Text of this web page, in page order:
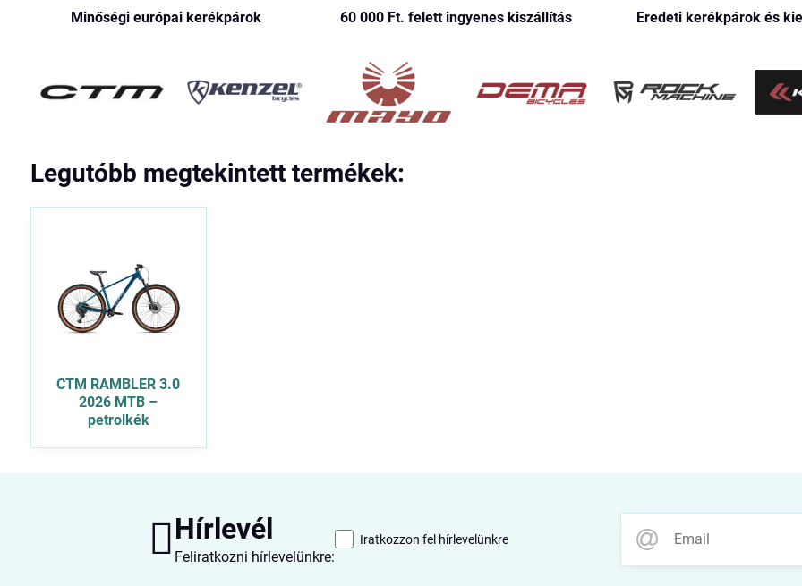
Minőségi európai kerékpárok 60 000 Ft​. felett ingyenes kiszállítás Eredeti kerékpárok és
Legutóbb megtekintett termékek:
CTM RAMBLER 3.0
2026 MTB –
petrolkék
Hírlevél
Feliratkozni hírlevelünkre:
Iratkozzon fel hírlevelünkre